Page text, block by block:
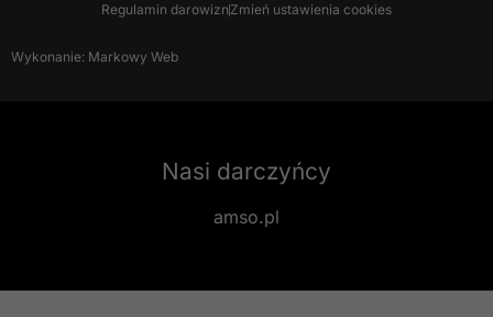
Regulamin darowizn Zmień ustawienia cookies
Wykonanie: Markowy Web
Nasi darczyńcy
amso.pl